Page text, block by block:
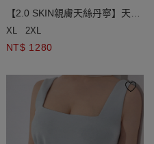
【2.0 SKIN親膚天絲丹寧】天絲
涼感細肩帶傘擺長洋裝
XL 2XL
NT$ 1280